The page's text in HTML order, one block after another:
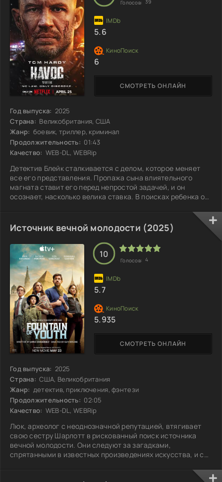
Год выпуска: 2025
Страна: Великобритания, США
Жанр: боевик, триллер, криминал
Продолжительность: 01:43
Качество: WEB-DL, WEBRip
Детектив Блейк сталкивается с делом, которое меняет
все его представления. Пропажа сына влиятельного
магната ставит его перед непростой задачей, и он
осознает, насколько велика ставка. В поисках ребенка он
элиты, открывая заговор, угрожающий обществу. Скрытые
силы, манипулирующие из-за кулис, заставляют Блейка
противостоять собственным страхам и убеждениям. В
этом запутанном мире, где добро и зло переплетены,
может ли он найти правду, или она
СМОТРЕТЬ ОНЛАЙН
Голосов: 39
5.6
6
Источник вечной молодости (2025)
Год выпуска: 2025
Страна: США, Великобритания
Жанр: детектив, приключения, фэнтези
Продолжительность: 02:05
Качество: WEB-DL, WEBRip
Люк, археолог с неоднозначной репутацией, втягивает
свою сестру Шарлотт в рискованный поиск источника
вечной молодости. Они следуют за загадками,
спрятанными в известных произведениях искусства, и с
СМОТРЕТЬ ОНЛАЙН
10
Голосов: 4
5.7
5.935